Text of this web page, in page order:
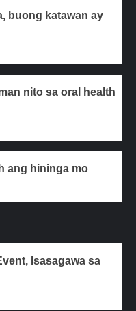
buong katawan ay
nito sa oral health
ang hininga mo
Isasagawa sa